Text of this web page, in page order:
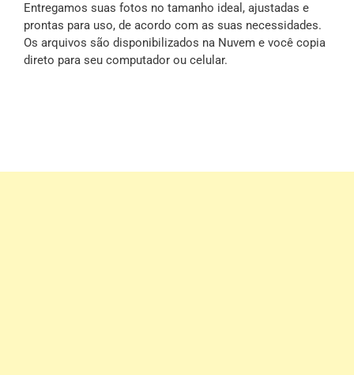
Entregamos suas fotos no tamanho ideal, ajustadas e
prontas para uso, de acordo com as suas necessidades.
Os arquivos são disponibilizados na Nuvem e você copia
direto para seu computador ou celular.